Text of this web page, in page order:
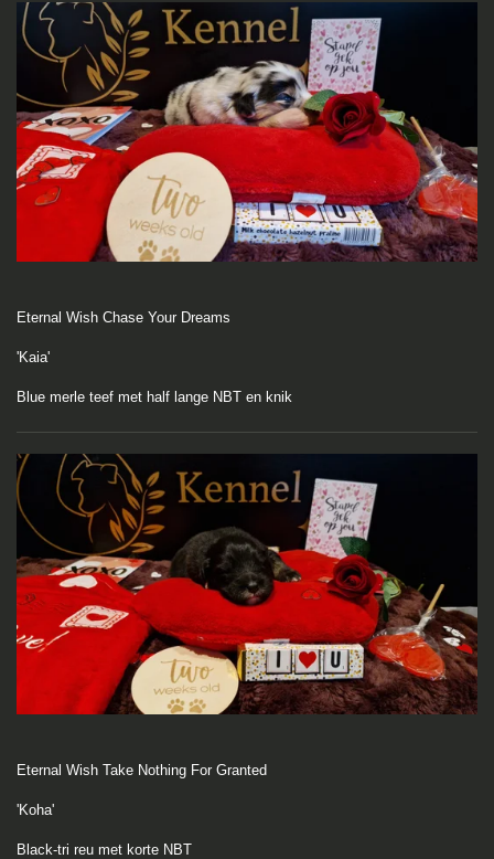
Eternal Wish Chase Your Dreams
'Kaia'
Blue merle teef met half lange NBT en knik
Eternal Wish Take Nothing For Granted
'Koha'
Black-tri reu met korte NBT